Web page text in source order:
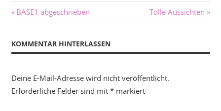
Beitragsnavigation
Vorheriger
Beitrag:
BASE1 abgeschrieben
Nächster
Beitrag:
Tolle Aussichten
KOMMENTAR HINTERLASSEN
Deine E-Mail-Adresse wird nicht veröffentlicht.
Erforderliche Felder sind mit *markiert